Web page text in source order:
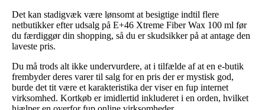
Det kan stadigvæk være lønsomt at besigtige indtil flere
netbutikker efter udsalg på E+46 Xtreme Fiber Wax 100 ml før
du færdiggør din shopping, så du er skudsikker på at antage den
laveste pris.
Du må trods alt ikke undervurdere, at i tilfælde af at en e-butik
frembyder deres varer til salg for en pris der er mystisk god,
burde det tit være et karakteristika der viser en fup internet
virksomhed. Kortkøb er imidlertid inkluderet i en orden, hvilket